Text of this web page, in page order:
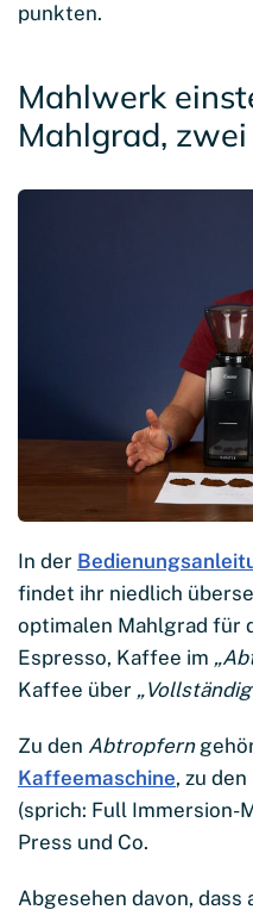
punkten.
Mahlwerk
Mahlgrad,
In der
findet ihr niedlich
optimalen Mahlgrad für
Espresso, Kaffee im
Kaffee über
Zu den Abtropfern
Kaffeemaschine, zu den
(sprich: Full Immersion-
Press und Co.
Abgesehen davon, dass